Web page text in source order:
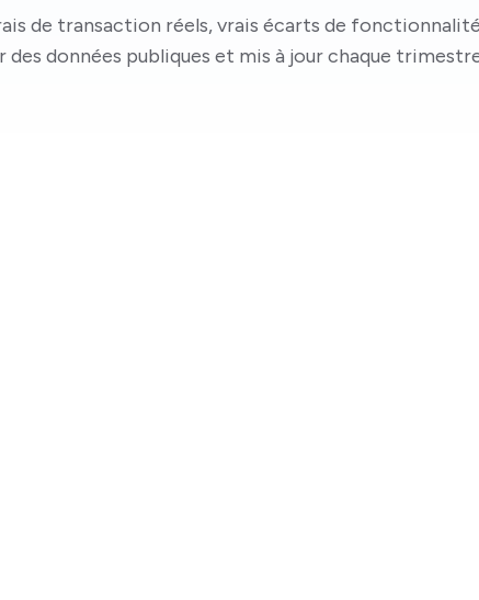
de transaction réels, vrais écarts de
des données publiques et mis à jour chaque